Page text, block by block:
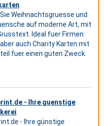
Weihnachtsgruesse und
auf moderne Art, mit
Ideal fuer Firmen
auch Charity Karten mit
fuer einen guten Zweck.
- Ihre guenstige
- Ihre günstige